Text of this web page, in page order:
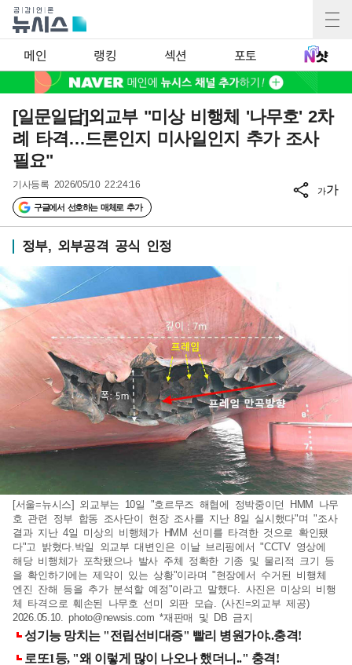
메인 랭킹 섹션 포토
[일문일답]외교부 "미상 비행체 '나무호' 2차
례 타격…드론인지 미사일인지 추가 조사
필요"
기사등록 2026/05/10 22:24:16
구글에서 선호하는 매체로 추가
가가
정부, 외부공격 공식 인정
[서울=뉴시스] 외교부는 10일 "호르무즈 해협에 정박중이던 HMM 나무
호 관련 정부 합동 조사단이 현장 조사를 지난 8일 실시했다"며 "조사
결과 지난 4일 미상의 비행체가 HMM 선미를 타격한 것으로 확인됐
다"고 밝혔다.박일 외교부 대변인은 이날 브리핑에서 "CCTV 영상에
해당 비행체가 포착됐으나 발사 주체 정확한 기종 및 물리적 크기 등
을 확인하기에는 제약이 있는 상황"이라며 "현장에서 수거된 비행체
엔진 잔해 등을 추가 분석할 예정"이라고 말했다. 사진은 미상의 비행
체 타격으로 훼손된 나무호 선미 외판 모습. (사진=외교부 제공)
2026.05.10.photo@newsis.com *재판매 및 DB 금지